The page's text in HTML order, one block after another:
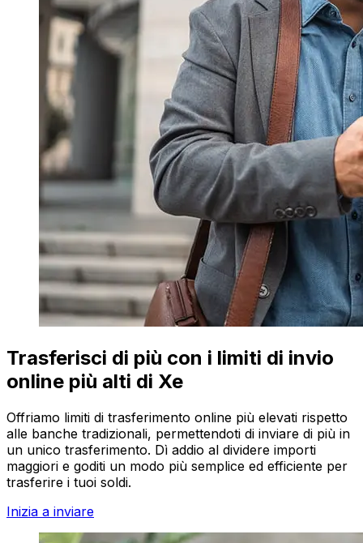
Trasferisci di più con i limiti di invio
online più alti di Xe
Offriamo limiti di trasferimento online più elevati rispetto
alle banche tradizionali, permettendoti di inviare di più in
un unico trasferimento. Dì addio al dividere importi
maggiori e goditi un modo più semplice ed efficiente per
trasferire i tuoi soldi.
Inizia a inviare